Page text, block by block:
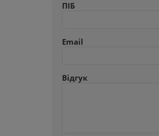
ПІБ
Email
Відгук